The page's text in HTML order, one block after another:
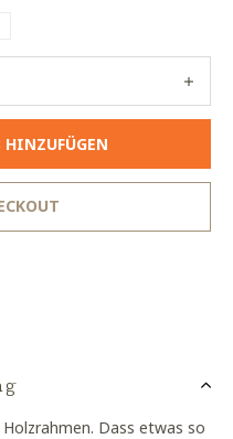
HINZUFÜGEN
Dass etwas so